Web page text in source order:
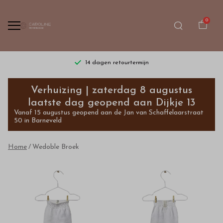
0
14 dagen retourtermijn
Wedoble
Broek
Bestel
kinderkleding
hoge
Verhuizing | zaterdag 8 augustus
laatste dag geopend aan Dijkje 13
Vanaf 15 augustus geopend aan de Jan van Schaffelaarstraat
50 in Barneveld
Home Wedoble Broek